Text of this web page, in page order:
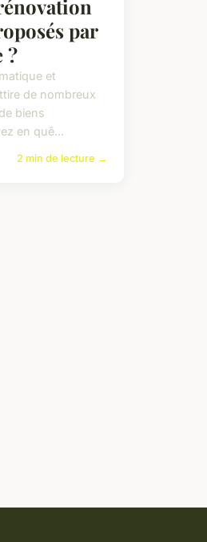
par
?
et
de nombreux
biens
en quê...
2 min de lecture →